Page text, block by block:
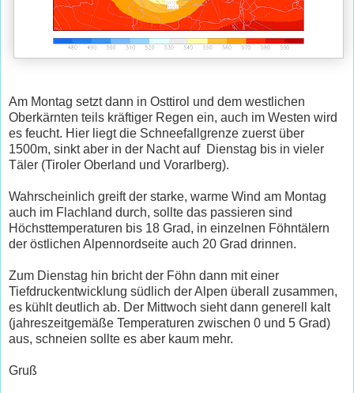
Am Montag setzt dann in Osttirol und dem westlichen
Oberkärnten teils kräftiger Regen ein, auch im Westen wird
es feucht. Hier liegt die Schneefallgrenze zuerst über
1500m, sinkt aber in der Nacht auf Dienstag bis in vieler
Täler (Tiroler Oberland und Vorarlberg).
Wahrscheinlich greift der starke, warme Wind am Montag
auch im Flachland durch, sollte das passieren sind
Höchsttemperaturen bis 18 Grad, in einzelnen Föhntälern
der östlichen Alpennordseite auch 20 Grad drinnen.
Zum Dienstag hin bricht der Föhn dann mit einer
Tiefdruckentwicklung südlich der Alpen überall zusammen,
es kühlt deutlich ab. Der Mittwoch sieht dann generell kalt
(jahreszeitgemäße Temperaturen zwischen 0 und 5 Grad)
aus, schneien sollte es aber kaum mehr.
Gruß